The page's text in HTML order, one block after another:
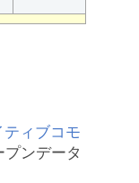
ティブコモ
ンデータ